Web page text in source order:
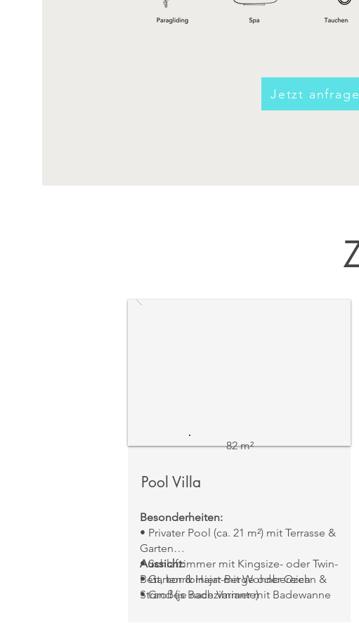
Jetzt
82 m²
Pool Villa
Besonderheiten:
• Privater Pool (ca. 21 m²) mit Terrasse &
Garten
• Schlafzimmer mit Kingsize- oder Twin-
Bett, kombiniert mit Wohnbereich
• Großes Badezimmer mit Badewanne
Aussicht:
• Garten & Hajar-Berge oder Ozean &
Strand (je nach Variante)